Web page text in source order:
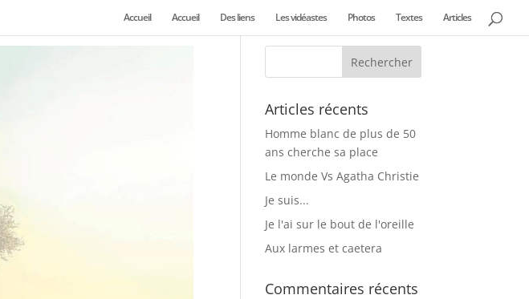
Accueil Accueil Des liens Les vidéastes Photos Textes Articles
Articles récents
Homme blanc de plus de 50
ans cherche sa place
Le monde Vs Agatha Christie
Je suis...
Je l'ai sur le bout de l'oreille
Aux larmes et caetera
Commentaires récents